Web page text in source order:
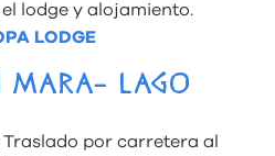
lodge y alojamiento.
LODGE
LAGO
por carretera al